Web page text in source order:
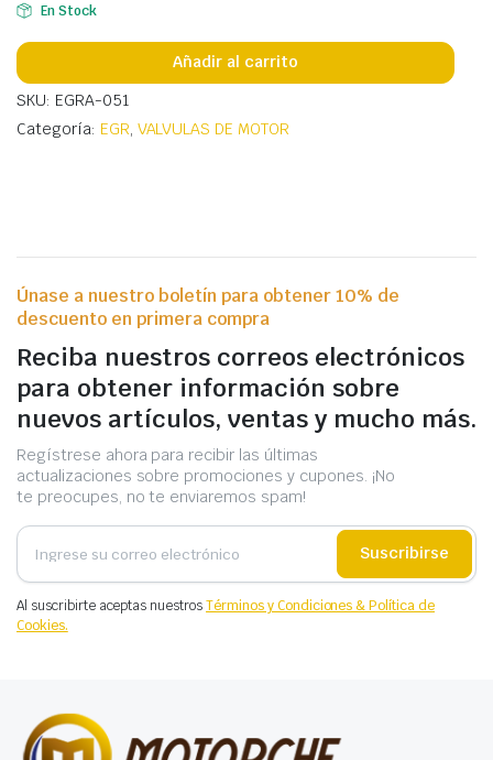
En Stock
Añadir al carrito
SKU: EGRA-051
Categoría: EGR, VALVULAS DE MOTOR
Únase a nuestro boletín para obtener 10% de
descuento en primera compra
Reciba nuestros correos electrónicos
para obtener información sobre
nuevos artículos, ventas y mucho más.
Regístrese ahora para recibir las últimas
actualizaciones sobre promociones y cupones. ¡No
te preocupes, no te enviaremos spam!
Suscribirse
Al suscribirte aceptas nuestrosTérminos y Condiciones & Política de
Cookies.